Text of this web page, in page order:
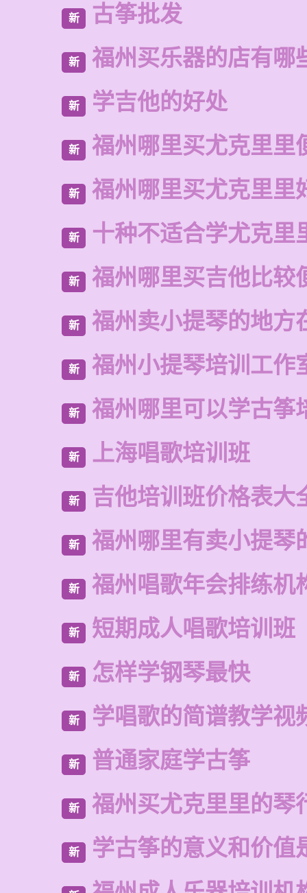
新 古筝批发
新 福州买乐器的店有哪
新 学吉他的好处
新 福州哪里买尤克里里
新 福州哪里买尤克里里
新 十种不适合学尤克里
新 福州哪里买吉他比较
新 福州卖小提琴的地方
新 福州小提琴培训工作
新 福州哪里可以学古筝
新 上海唱歌培训班
新 吉他培训班价格表大
新 福州哪里有卖小提琴
新 福州唱歌年会排练机
新 短期成人唱歌培训班
新 怎样学钢琴最快
新 学唱歌的简谱教学视
新 普通家庭学古筝
新 福州买尤克里里的琴
新 学古筝的意义和价值